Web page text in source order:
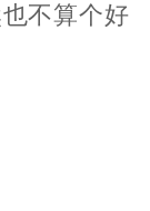
不算个好